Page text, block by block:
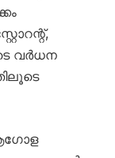
വർധന